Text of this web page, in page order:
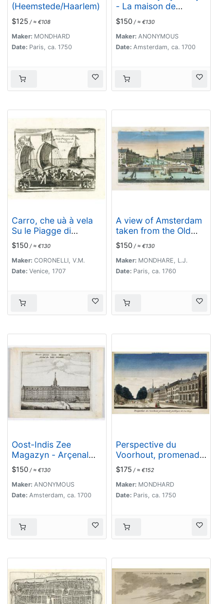
(Heemstede/Haarlem)
$125 / ≈ €108
Maker: MONDHARD
Date: Paris, ca. 1750
- La maison de
l'Amirauté.
$150 / ≈ €130
Maker: ANONYMOUS
Date: Amsterdam, ca. 1700
Carro, che uà à vela
Su le Piagge di
Schevelingue.
$150 / ≈ €130
Maker: CORONELLI, V.M.
Date: Venice, 1707
A view of Amsterdam
taken from the Old
Rampart.
$150 / ≈ €130
Maker: MONDHARE, L.J.
Date: Paris, ca. 1760
Oost-Indis Zee
Magazyn - Arçenal
des Indes Orientalis.
$150 / ≈ €130
Maker: ANONYMOUS
Date: Amsterdam, ca. 1700
Perspective du
Voorhout, promenade
publique de La Haye.
$175 / ≈ €152
Maker: MONDHARD
Date: Paris, ca. 1750